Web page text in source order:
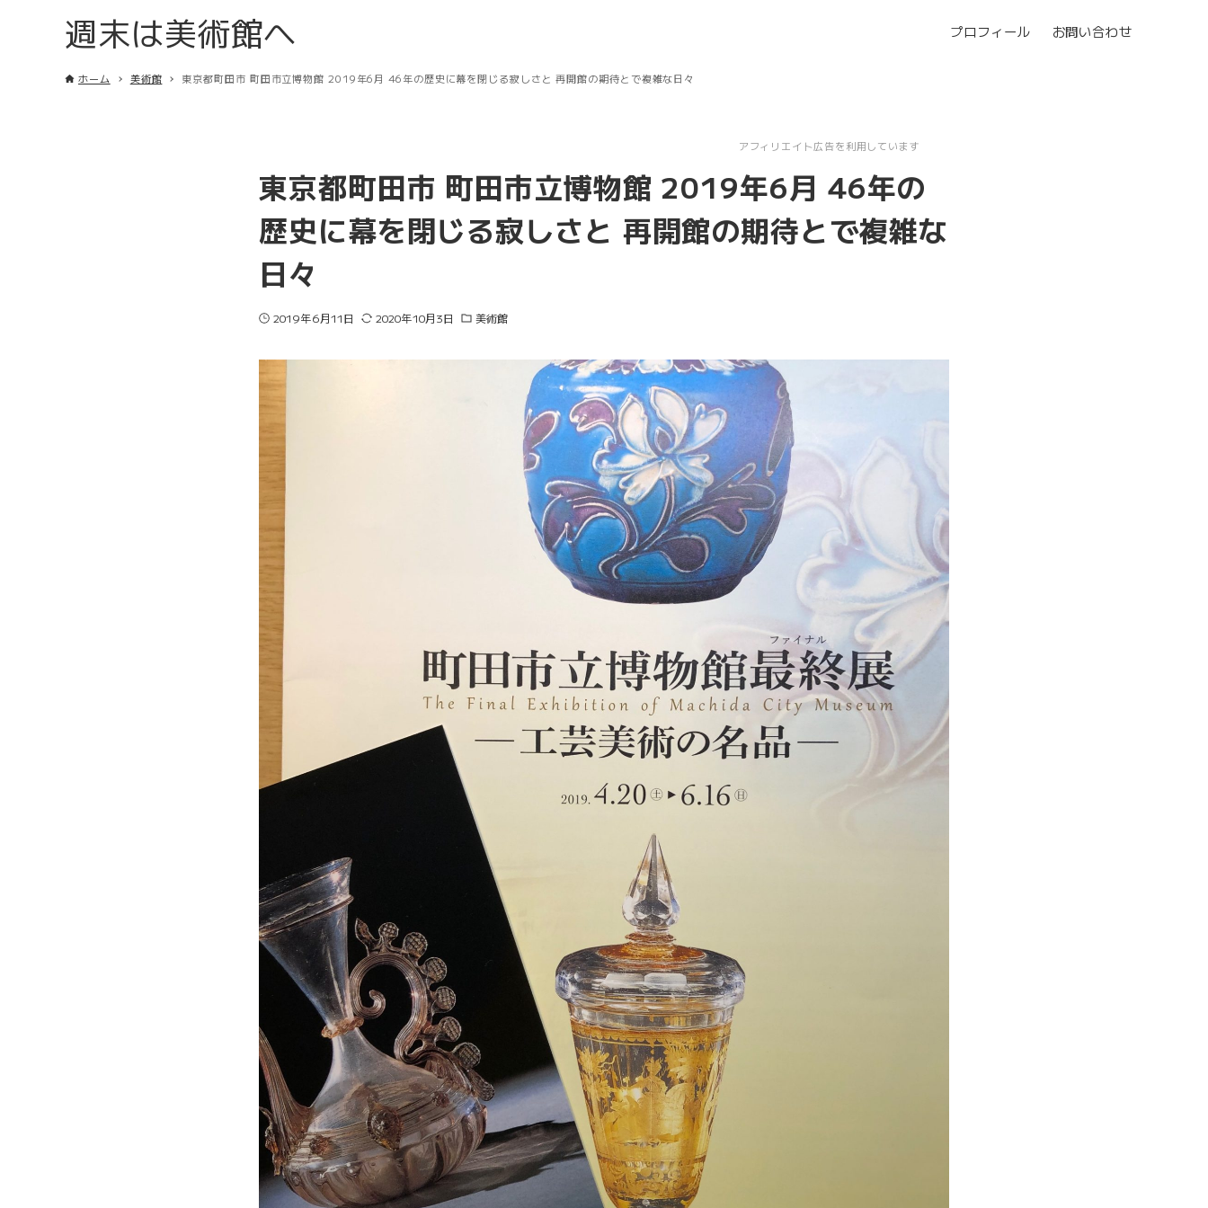
週末は美術館へ プロフィール お問い合わせ
ホーム 美術館 東京都町田市 町田市立博物館 2019年6月 46年の歴史に幕を閉じる寂しさと 再開館の期待とで複雑な日々
アフィリエイト広告を利用しています
東京都町田市 町田市立博物館 2019年6月 46年の
歴史に幕を閉じる寂しさと 再開館の期待とで複雑な
日々
2019年6月11日 2020年10月3日 美術館